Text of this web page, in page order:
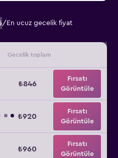
/ En ucuz gecelik fiyat
Gecelik toplam
₺846
Fırsatı
Görüntüle
₺920
Fırsatı
Görüntüle
₺960
Fırsatı
Görüntüle